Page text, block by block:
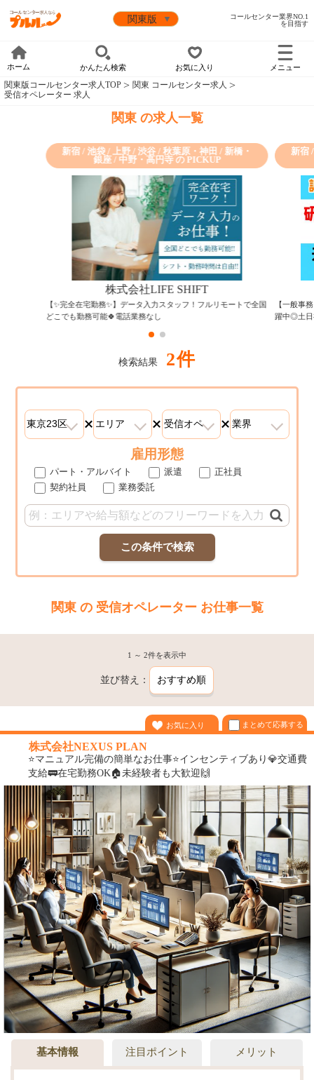
コールセンター業界NO.1
を目指す
ホーム かんたん検索 お気に入り メニュー
関東版コールセンター求人TOP
関東 コールセンター求人
受信オペレーター 求人
関東 の求人一覧
新宿 / 池袋 / 上野 / 渋谷 / 秋葉原・神田 / 新橋・
銀座 / 中野・高円寺 の PICKUP
株式会社LIFE SHIFT
【✨完全在宅勤務✨】データ入力スタッフ！フルリモートで全国
どこでも勤務可能🍀電話業務なし
新宿
【一般事
躍中◎土日
検索結果 2件
雇用形態
パート・アルバイト 派遣
正社員
契約社員
業務委託
この条件で検索
関東 の 受信オペレーター お仕事一覧
1 ～ 2件を表示中
並び替え：
お気に入り まとめて応募する
株式会社NEXUS PLAN
⭐️マニュアル完備の簡単なお仕事⭐️インセンティブあり💎交通費
支給🚃在宅勤務OK🏠未経験者も大歓迎🙌
基本情報 注目ポイント メリット